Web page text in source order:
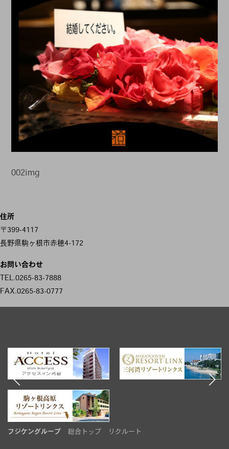
稿
ナ
ビ
ゲ
ー
ン
002img
住所
〒399-4117
長野県駒ヶ根市赤穂4-172
お問い合わせ
TEL.0265-83-7888
FAX.0265-83-0777
フジケングループ 総合トップ リクルート